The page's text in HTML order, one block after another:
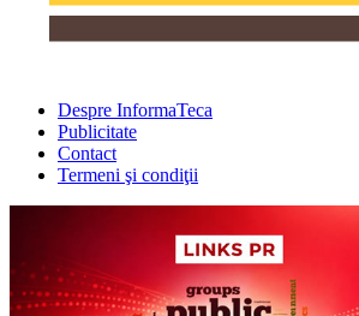
Despre InformaTeca
Publicitate
Contact
Termeni şi condiţii